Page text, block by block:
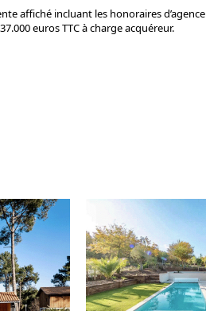
affiché incluant les honoraires d’agence
euros TTC à charge acquéreur.